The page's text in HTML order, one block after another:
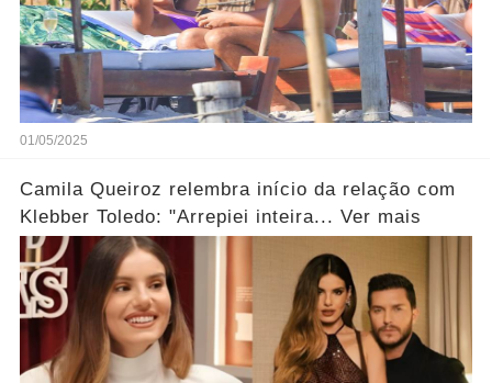
01/05/2025
Camila Queiroz relembra início da relação com
Klebber Toledo: "Arrepiei inteira... Ver mais